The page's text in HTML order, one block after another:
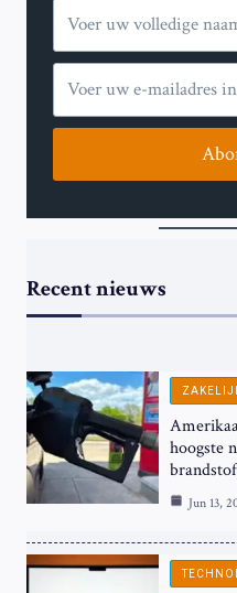
Recent nieuws
hoogste
Jun 13,